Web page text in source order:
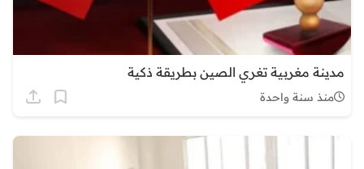
مدينة مغربية تغري الصين بطريقة ذكية
منذ سنة واحدة